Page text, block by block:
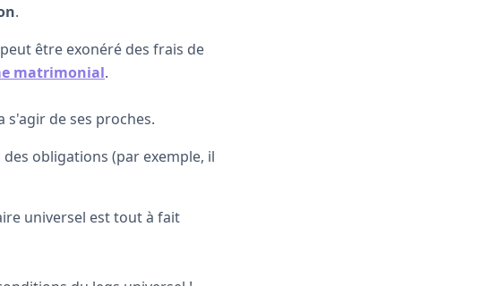
.
être exonéré des frais de
matrimonial.
s'agir de ses proches.
obligations (par exemple, il
universel est tout à fait